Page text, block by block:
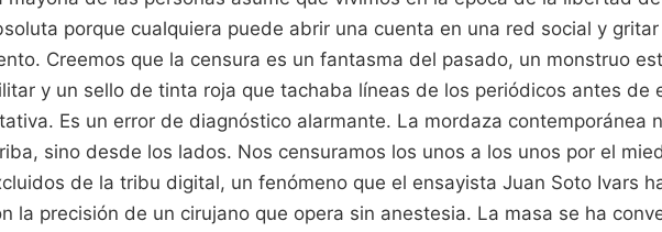
porque cualquiera puede abrir una cuenta en una red social y
Creemos que la censura es un fantasma del pasado, un monstruo
y un sello de tinta roja que tachaba líneas de los periódicos antes de
Es un error de diagnóstico alarmante. La mordaza contemporánea
sino desde los lados. Nos censuramos los unos a los unos por el
de la tribu digital, un fenómeno que el ensayista Juan Soto Ivars
la precisión de un cirujano que opera sin anestesia. La masa se ha